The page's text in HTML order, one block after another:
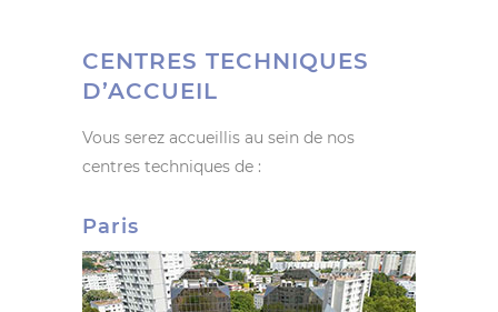
CENTRES TECHNIQUES
D’ACCUEIL
Vous serez accueillis au sein de nos
centres techniques de :
Paris